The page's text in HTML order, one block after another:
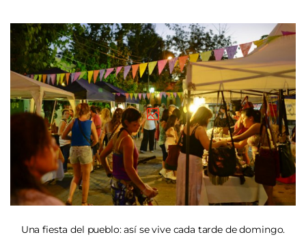
Una fiesta del pueblo: así se vive cada tarde de domingo.